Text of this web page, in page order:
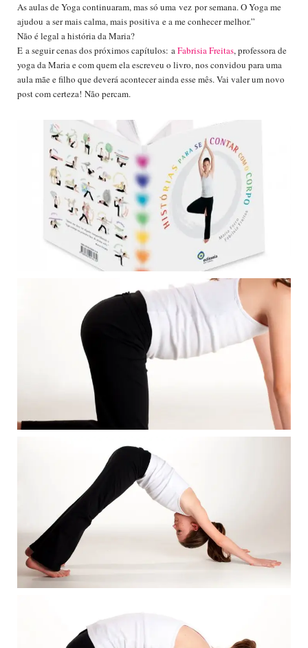
As aulas de Yoga continuaram, mas só uma vez por semana. O Yoga me
ajudou a ser mais calma, mais positiva e a me conhecer melhor.”
Não é legal a história da Maria?
E a seguir cenas dos próximos capítulos: aFabrisia Freitas, professora de
yoga da Maria e com quem ela escreveu o livro, nos convidou para uma
aula mãe e filho que deverá acontecer ainda esse mês. Vai valer um novo
post com certeza! Não percam.